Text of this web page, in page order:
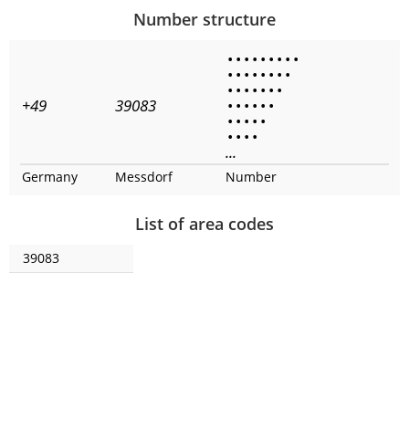
Number structure
+49 39083
• • • • • • • • •
• • • • • • • •
• • • • • • •
• • • • • •
• • • • •
• • • •
...
Germany Messdorf Number
List of area codes
39083